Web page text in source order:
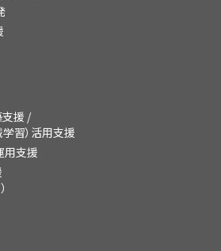
支援 /
習）活用支援
用支援